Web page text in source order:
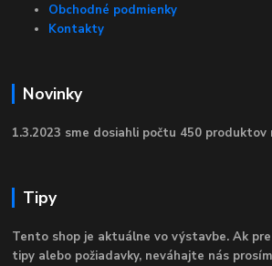
Obchodné podmienky
Kontakty
Novinky
1.3.2023 sme dosiahli počtu 450 produktov
Tipy
Tento shop je aktuálne vo výstavbe. Ak
tipy alebo požiadavky, neváhajte nás